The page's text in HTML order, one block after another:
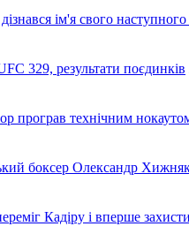
ім'я свого
329, результати поєдинків
програв технічним
боксер Олександр
Кадіру і вперше